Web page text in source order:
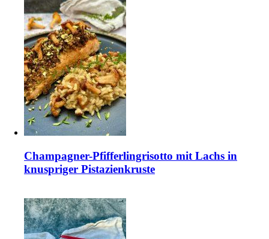
Champagner-Pfifferlingrisotto mit Lachs in
knuspriger Pistazienkruste